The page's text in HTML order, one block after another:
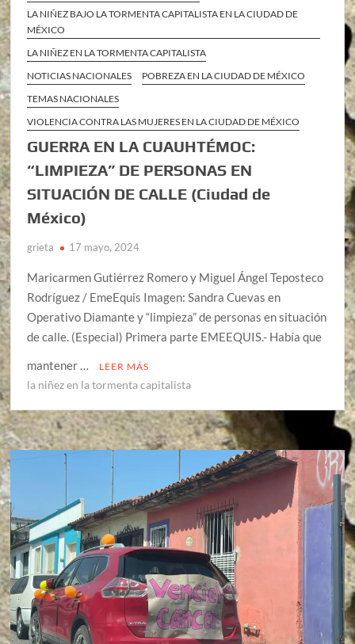
LA NIÑEZ BAJO LA TORMENTA CAPITALISTA EN LA CIUDAD DE
MÉXICO
LA NIÑEZ EN LA TORMENTA CAPITALISTA
NOTICIAS NACIONALES
POBREZA EN LA CIUDAD DE MÉXICO
TEMAS NACIONALES
VIOLENCIA CONTRA LAS MUJERES EN LA CIUDAD DE MÉXICO
GUERRA EN LA CUAUHTÉMOC:
“LIMPIEZA” DE PERSONAS EN
SITUACIÓN DE CALLE (Ciudad de
México)
grieta 17 mayo, 2024
Maricarmen Gutiérrez Romero y Miguel Ángel Teposteco
Rodríguez / EmeEquis Imagen: Sandra Cuevas en
Operativo Diamante y “limpieza” de personas en situación
de calle. (Especial) Primera parte EMEEQUIS.- Había que
mantener …
LEER MÁS
la niñez en la tormenta capitalista